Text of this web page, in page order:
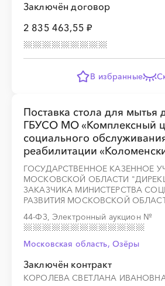
Заключён договор
2 835 463,55 ₽
В избранные
Поставка стола для мытья
ГБУСО МО «Комплексный
социального
реабилитации
ГОСУДАРСТВЕННОЕ КАЗЕННОЕ
МОСКОВСКОЙ ОБЛАСТИ
ЗАКАЗЧИКА МИНИСТЕРСТВА
РАЗВИТИЯ МОСКОВСКОЙ
44-ФЗ, Электронный аукцион №
Московская область, Озёры
Заключён контракт
КОРОЛЕВА СВЕТЛАНА